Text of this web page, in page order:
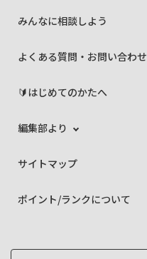
みんなに相談しよう
よくある質問・お問い合わせ
🔰はじめてのかたへ
編集部より
サイトマップ
ポイント/ランクについて